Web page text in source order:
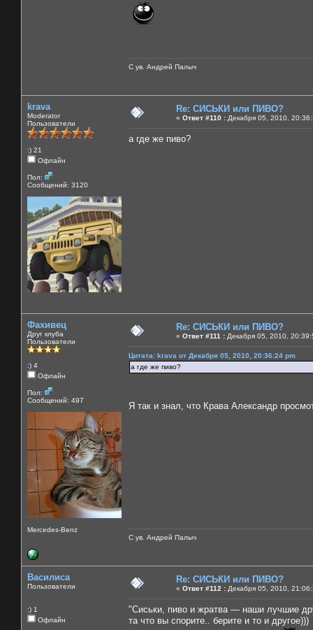
С ув. Андрей Палыч
krava
Moderator
Пользователи
:) 21
Офлайн
Пол:
Сообщений: 3120
Re: СИСЬКИ или ПИВО?
« Ответ #110 : Декабря 05, 2010,
а где же пиво?
Фахивец
Друг клуба
Пользователи
:) 4
Офлайн
Пол:
Сообщений: 497
Mercedes-Benz
Re: СИСЬКИ или ПИВО?
« Ответ #111 : Декабря 05, 2010,
Цитата: krava от Декабря 05, 2010, 20:36:24 pm
а где же пиво?
Я так и знал, что Крава Александр
С ув. Андрей Палыч
Василиса
Пользователи
:) 1
Офлайн
Re: СИСЬКИ или ПИВО?
« Ответ #112 : Декабря 05, 2010,
"Сиськи, пиво и жратва — наши лучшие
та что вы спорите.. берите и то и другое)))